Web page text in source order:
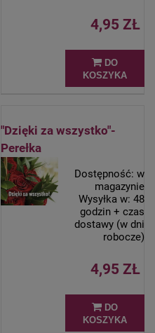
4,95 ZŁ
DO
KOSZYKA
"Dzięki za wszystko"-
Perełka
Dostępność: w
magazynie
Wysyłka w: 48
godzin + czas
dostawy (w dni
robocze)
4,95 ZŁ
DO
KOSZYKA